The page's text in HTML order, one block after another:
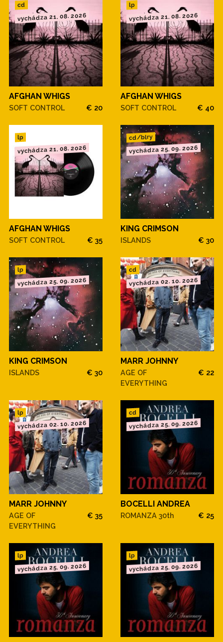
cd
vychádza 21. 08. 2026
AFGHAN WHIGS
SOFT CONTROL € 20
lp
vychádza 21. 08. 2026
AFGHAN WHIGS
SOFT CONTROL € 40
lp
vychádza 21. 08. 2026
AFGHAN WHIGS
SOFT CONTROL € 35
cd/blry
vychádza 25. 09. 2026
KING CRIMSON
ISLANDS € 30
lp
vychádza 25. 09. 2026
KING CRIMSON
ISLANDS € 30
cd
vychádza 02. 10. 2026
MARR JOHNNY
AGE OF
EVERYTHING
€ 22
lp
vychádza 02. 10. 2026
MARR JOHNNY
AGE OF
EVERYTHING
€ 35
cd
vychádza 25. 09. 2026
BOCELLI ANDREA
ROMANZA 30th € 25
lp
vychádza 25. 09. 2026
lp
vychádza 25. 09. 2026